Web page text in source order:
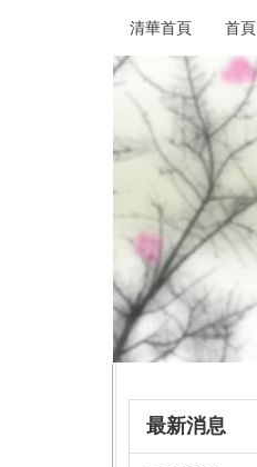
清華首頁 首頁
最新消息